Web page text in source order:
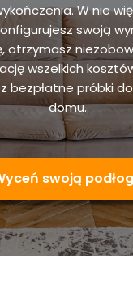
W nie
swoją
otrzymasz
wszelkich
bezpłatne próbki
domu.
swoją